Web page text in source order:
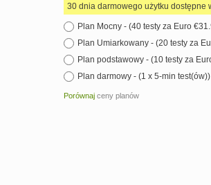
30 dnia darmowego użytku dostępne
Plan Mocny - (40 testy za
Plan
Plan
Plan darmowy - (1 x 5-min test(ów))
Porównaj ceny planów